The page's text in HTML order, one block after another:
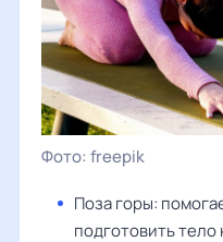
freepik
Поза горы:
подготовить тело